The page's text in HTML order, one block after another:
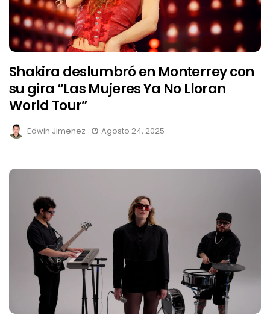
Shakira deslumbró en Monterrey con
su gira “Las Mujeres Ya No Lloran
World Tour”
Edwin Jimenez Agosto 24, 2025